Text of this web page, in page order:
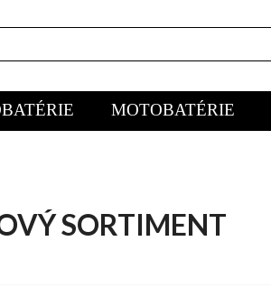
MOTOBATÉRIE
SORTIMENT